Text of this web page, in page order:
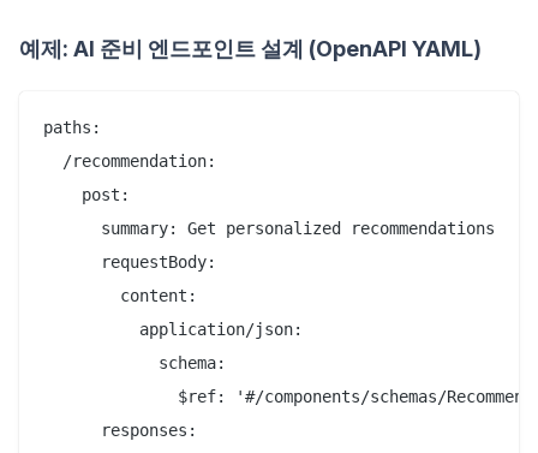
예제: AI 준비 엔드포인트 설계 (OpenAPI YAML)
paths:
  /recommendation:
    post:
      summary: Get personalized recommendations
      requestBody:
        content:
          application/json:
            schema:
$ref: '#/components/schemas/
      responses: